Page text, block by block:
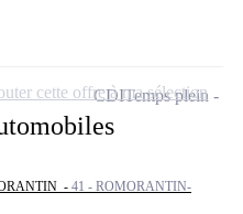
- 41 - ROMORANTIN-
CDITemps plein
cette offre à ma sélection